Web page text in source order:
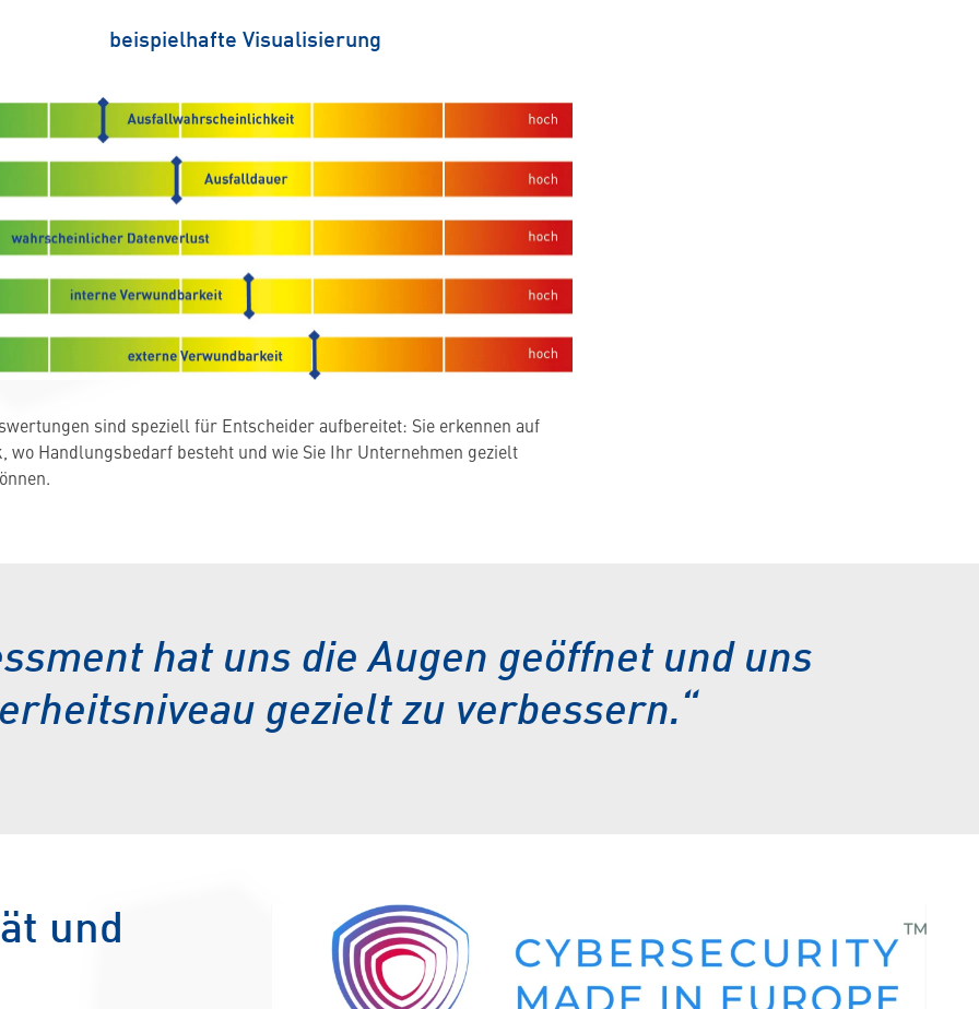
beispielhafte Visualisierung
sind speziell für Entscheider aufbereitet: Sie erkennen auf
wo Handlungsbedarf besteht und wie Sie Ihr Unternehmen gezielt
hat uns die Augen geöffnet und uns
gezielt zu verbessern.“
und